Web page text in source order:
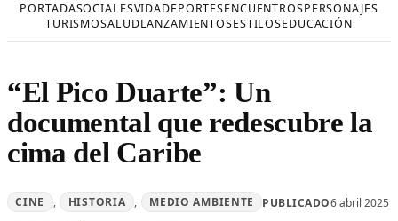
PORTADASOCIALESVIDADEPORTESENCUENTROSPERSONAJES
TURISMOSALUDLANZAMIENTOSESTILOSEDUCACIÓN
“El Pico Duarte”: Un
documental que redescubre la
cima del Caribe
CINE , HISTORIA , MEDIO AMBIENTE PUBLICADO6 abril 2025